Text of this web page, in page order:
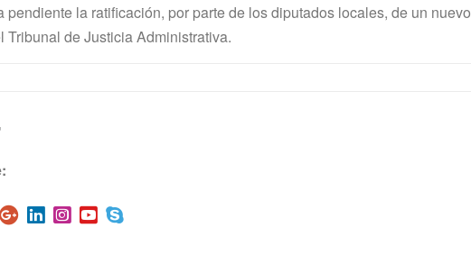
la ratificación, por parte de los diputados locales, de un nuevo
de Justicia Administrativa.